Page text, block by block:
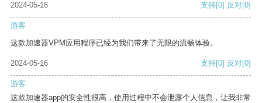
2024-05-16
支持[0] 反对[0]
游客
这款加速器VPM应用程序已经为我们带来了无限的流畅体验。
2024-05-16 支持[0] 反对[0]
游客
这款加速器app的安全性很高，使用过程中不会泄露个人信息，让我非常